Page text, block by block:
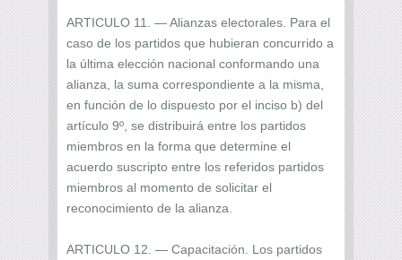
ARTICULO 11. — Alianzas electorales. Para el
caso de los partidos que hubieran concurrido a
la última elección nacional conformando una
alianza, la suma correspondiente a la misma,
en función de lo dispuesto por el inciso b) del
artículo 9º, se distribuirá entre los partidos
miembros en la forma que determine el
acuerdo suscripto entre los referidos partidos
miembros al momento de solicitar el
reconocimiento de la alianza.
ARTICULO 12. — Capacitación. Los partidos